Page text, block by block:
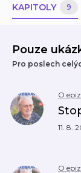
KAPITOLY 9
Pouze
Pro poslech
O
11. 8.
O